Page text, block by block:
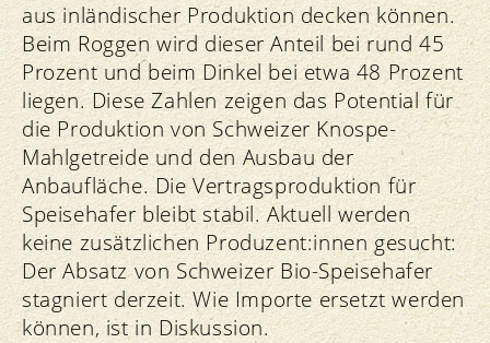
aus inländischer Produktion decken können.
Beim Roggen wird dieser Anteil bei rund 45
Prozent und beim Dinkel bei etwa 48 Prozent
liegen. Diese Zahlen zeigen das Potential für
die Produktion von Schweizer Knospe-
Mahlgetreide und den Ausbau der
Anbaufläche. Die Vertragsproduktion für
Speisehafer bleibt stabil. Aktuell werden
keine zusätzlichen Produzent:innen gesucht:
Der Absatz von Schweizer Bio-Speisehafer
stagniert derzeit. Wie Importe ersetzt werden
können, ist in Diskussion.